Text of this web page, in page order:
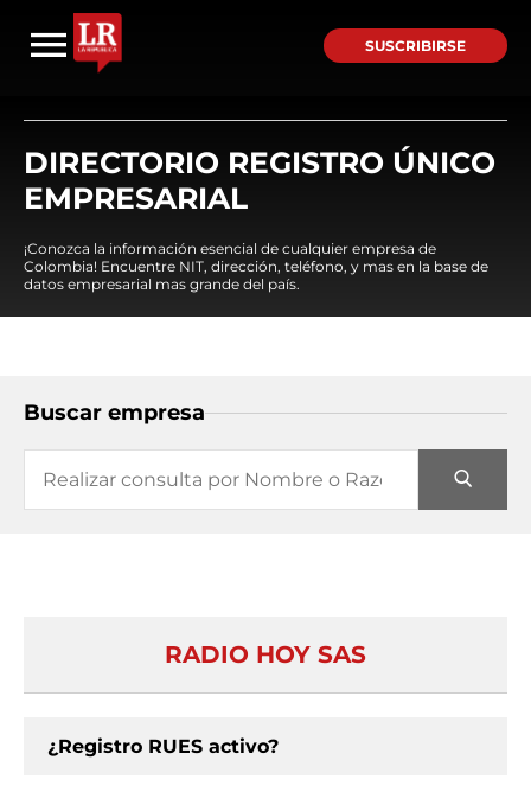
SUSCRIBIRSE
DIRECTORIO REGISTRO ÚNICO
EMPRESARIAL
¡Conozca la información esencial de cualquier empresa de
Colombia! Encuentre NIT, dirección, teléfono, y mas en la base de
datos empresarial mas grande del país.
Buscar empresa
RADIO HOY SAS
¿Registro RUES activo?